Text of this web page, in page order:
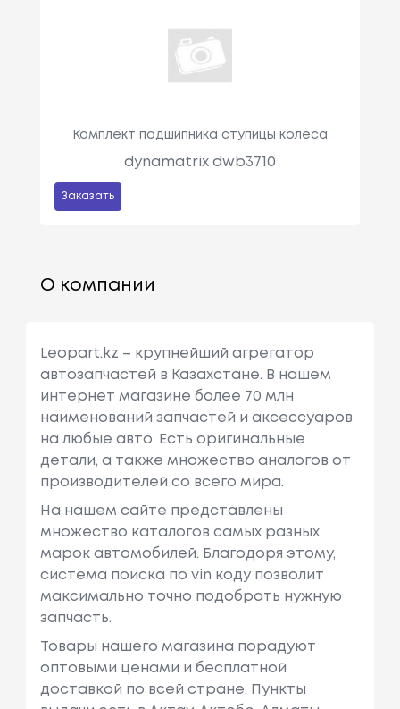
Комплект подшипника ступицы колеса
dynamatrix dwb3710
Заказать
О компании
Leopart.kz – крупнейший агрегатор
автозапчастей в Казахстане. В нашем
интернет магазине более 70 млн
наименований запчастей и аксессуаров
на любые авто. Есть оригинальные
детали, а также множество аналогов от
производителей со всего мира.
На нашем сайте представлены
множество каталогов самых разных
марок автомобилей. Благодоря этому,
система поиска по vin коду позволит
максимально точно подобрать нужную
запчасть.
Товары нашего магазина порадуют
оптовыми ценами и бесплатной
доставкой по всей стране. Пункты